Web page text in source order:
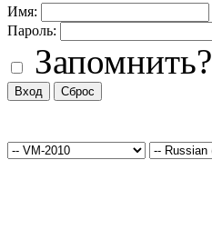
Имя:
Пароль:
Запомнить?